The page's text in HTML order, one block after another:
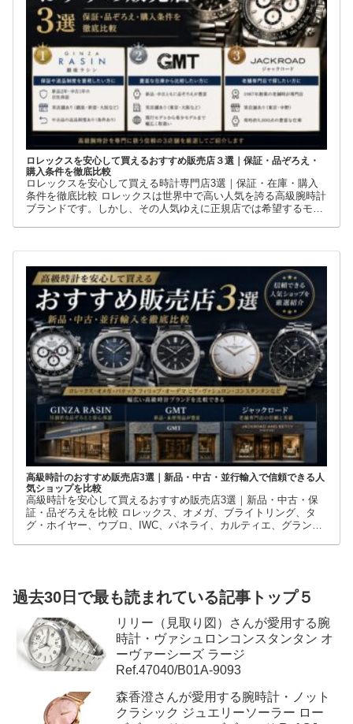
ロレックスを安心して買えるおすすめ販売店３選｜保証・品ぞろえ・
購入条件を徹底比較
ロレックスを安心して買える時計専門店3選｜保証・在庫・購入
条件を徹底比較 ロレックスは世界中で高い人気を誇る高級腕時計
ブランドです。しかし、その人気ゆえに正規店では希望するモデ
高級時計のおすすめ販売店3選｜新品・中古・並行輸入で信頼できる人
気ショップを比較
高級時計を安心して買えるおすすめ販売店3選｜新品・中古・保
証・品ぞろえを比較 ロレックス、オメガ、ブライトリング、タ
グ・ホイヤー、ウブロ、IWC、パネライ、カルティエ、グランド
過去30日で最も読まれている記事トップ５
リリー（見取り図）さんが愛用する腕
時計・ヴァシュロンコンスタンタン オ
ーヴァーシーズ ラージ
Ref.47040/B01A-9093
森香澄さんが愛用する腕時計・ノット
クラシック ジュエリーソーラー ロー